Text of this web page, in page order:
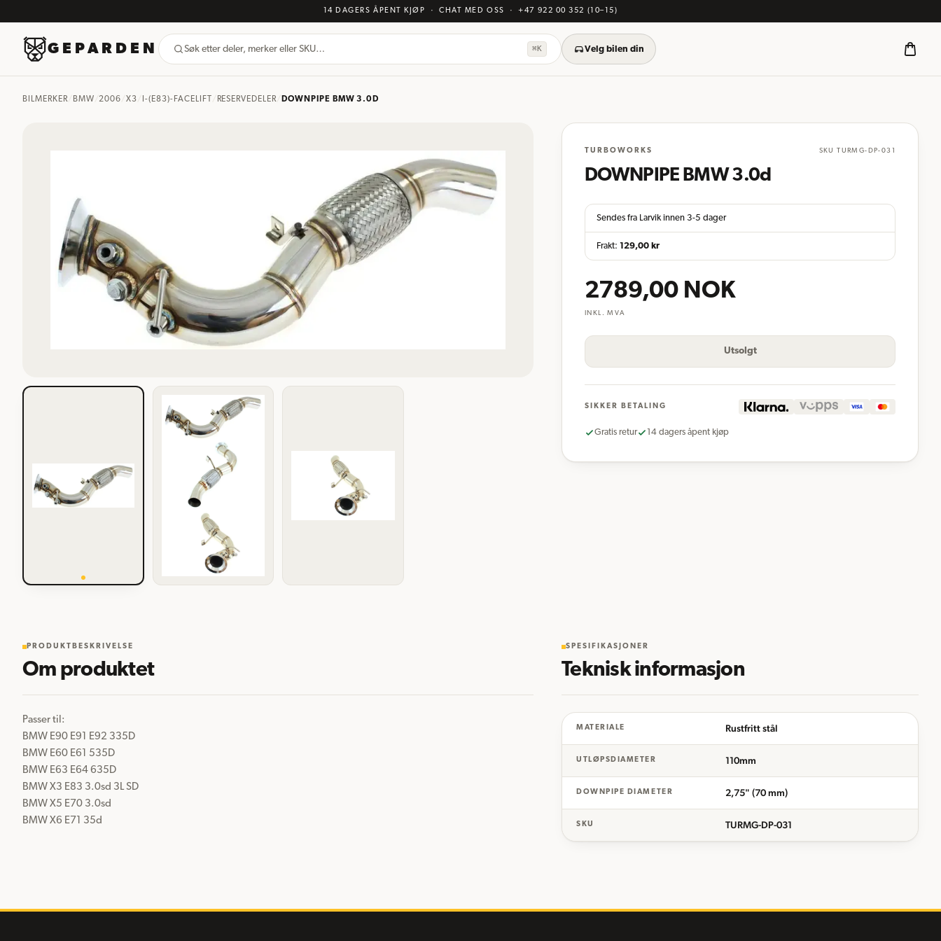
14 DAGERS ÅPENT KJØP · CHAT MED OSS ·+47 922 00 352 (10–15)
GEPARDEN Søk etter deler, merker eller SKU… ⌘K Velg bilen din
BILMERKER/ BMW /2006 /X3 I-(E83)-FACELIFT RESERVEDELER DOWNPIPE BMW 3.0D
TURBOWORKS SKUTURMG-DP-031
DOWNPIPE BMW 3.0d
Sendes fra Larvik innen 3-5 dager
Frakt: 129,00 kr
2789,00 NOK
INKL. MVA
Utsolgt
SIKKER BETALING
Gratis retur 14 dagers åpent kjøp
PRODUKTBESKRIVELSE
Om produktet
Passer til:
BMW E90 E91 E92 335D
BMW E60 E61 535D
BMW E63 E64 635D
BMW X3 E83 3.0sd 3L SD
BMW X5 E70 3.0sd
BMW X6 E71 35d
SPESIFIKASJONER
Teknisk informasjon
MATERIALE Rustfritt stål
UTLØPSDIAMETER 110mm
DOWNPIPE DIAMETER 2,75" (70 mm)
SKU TURMG-DP-031